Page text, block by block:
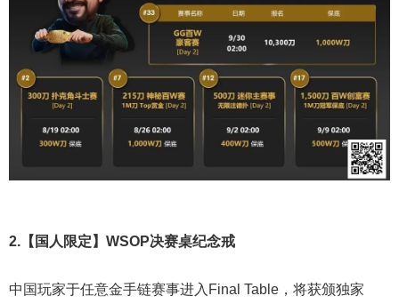
2.【国人限定】WSOP决赛桌纪念戒
中国玩家于任意金手链赛事进入Final Table，将获颁独家